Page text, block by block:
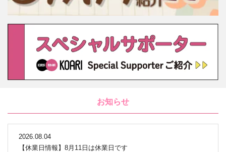
お知らせ
2026.08.04
【休業日情報】8月11日は休業日です